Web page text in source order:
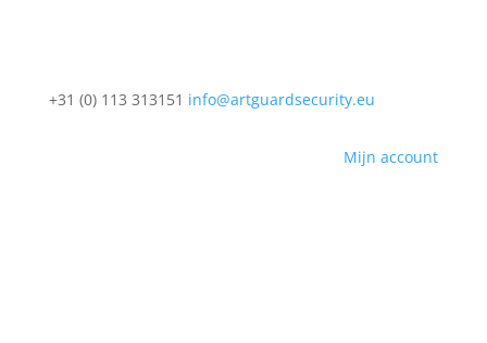
+31 (0) 113 313151 info@artguardsecurity.eu
Mijn account